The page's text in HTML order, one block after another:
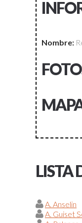
Nombre:
LISTA
A. Anselin
A. Guiset